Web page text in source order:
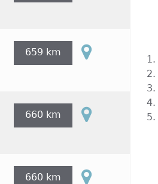
659 km
660 km
660 km
1.
2.
3.
4.
5.